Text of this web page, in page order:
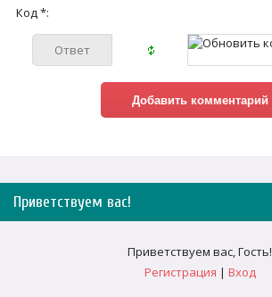
Код *:
Приветствуем вас!
Приветствуем вас,Гость!
Регистрация | Вход